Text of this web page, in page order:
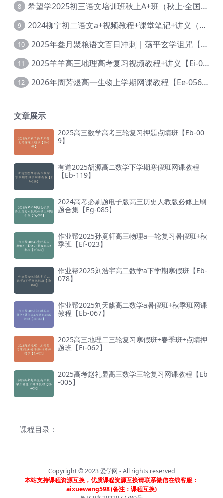
8 希望学2025初三语文培训班秋上A+班（秋上·全国版·A+）【Da-031】
9 2024柳宁初二语文a+视频教程+课堂笔记+讲义（暑假班+秋季班）【Da-003】
10 2025年叁月聚粮语文百日冲刺｜荡平玄学诅咒【Ea-001】
11 2025羊羊高三地理高考复习视频教程+讲义【Ei-051】
12 2026年周芳煜高一生物上学期网课教程【Ee-056】
文章展示
2025高三数学高考三轮复习押题点睛班【Eb-00
9】
有道2025胡源高二数学下学期寒假班网课教程
【Eb-119】
2024高考必刷题电子版高三历史人教版必修上刷
题合集【Eg-085】
作业帮2025孙竟轩高三物理a一轮复习暑假班+秋
季班【Ef-023】
作业帮2025刘浩宇高二数学a下学期寒假班【Eb-
078】
作业帮2025刘天麒高二数学a暑假班+秋季班网课
教程【Eb-067】
2025高三地理二三轮复习寒假班+春季班+点睛押
题班【Ei-062】
2025高考赵礼显高三数学三轮复习网课教程【Eb
-005】
课程目录：
Copyright © 2023爱学网 - All rights reserved
本站支持课程资源互换，优质课程资源互换请联系微信在线客服：
aixuewang598 (备注：课程互换)